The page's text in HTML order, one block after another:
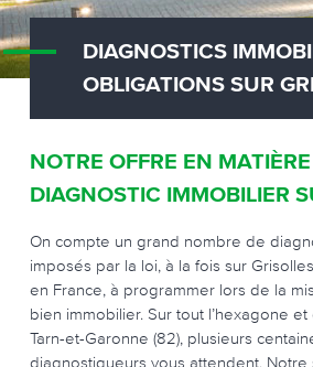
DIAGNOSTICS
OBLIGATIONS SUR
NOTRE OFFRE EN
DIAGNOSTIC IMMOBILIER
On compte un grand nombre de
imposés par la loi, à la fois sur
en France, à programmer lors de la
bien immobilier. Sur tout l’hexagone
Tarn-et-Garonne (82), plusieurs
diagnostiqueurs vous attendent. Notre